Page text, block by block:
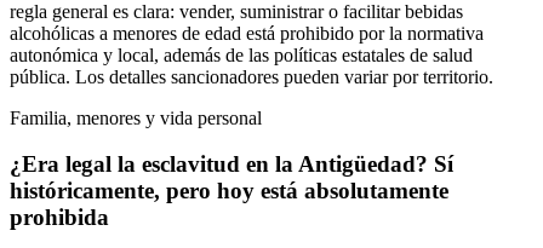
regla general es clara: vender, suministrar o facilitar bebidas
alcohólicas a menores de edad está prohibido por la normativa
autonómica y local, además de las políticas estatales de salud
pública. Los detalles sancionadores pueden variar por territorio.
Familia, menores y vida personal
¿Era legal la esclavitud en la Antigüedad? Sí
históricamente, pero hoy está absolutamente
prohibida